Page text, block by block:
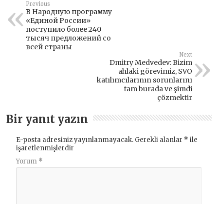
Previous
В Народную программу
«Единой России»
поступило более 240
тысяч предложений со
всей страны
Next
Dmitry Medvedev: Bizim
ahlaki görevimiz, SVO
katılımcılarının sorunlarını
tam burada ve şimdi
çözmektir
Bir yanıt yazın
E-posta adresiniz yayınlanmayacak. Gerekli alanlar * ile
işaretlenmişlerdir
Yorum *